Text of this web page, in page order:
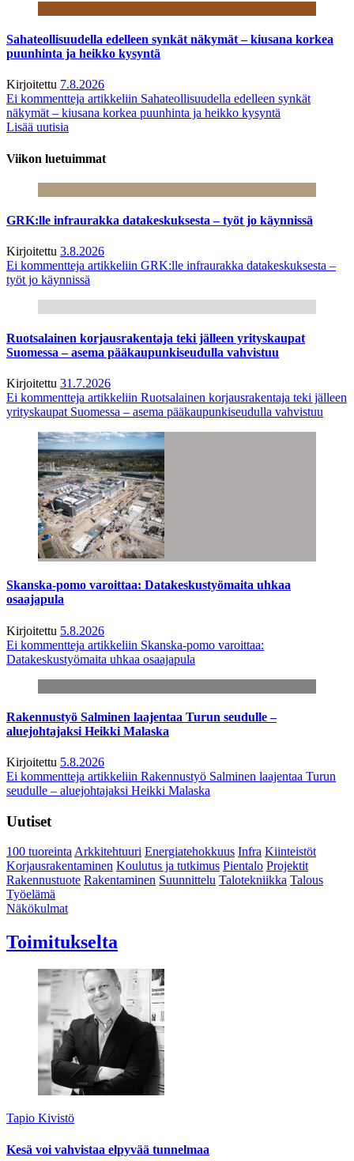
Sahateollisuudella edelleen synkät näkymät – kiusana korkea
puunhinta ja heikko kysyntä
Kirjoitettu 7.8.2026
Ei kommentteja artikkeliin Sahateollisuudella edelleen synkät
näkymät – kiusana korkea puunhinta ja heikko kysyntä
Lisää uutisia
Viikon luetuimmat
GRK:lle infraurakka datakeskuksesta – työt jo käynnissä
Kirjoitettu 3.8.2026
Ei kommentteja artikkeliin GRK:lle infraurakka datakeskuksesta –
työt jo käynnissä
Ruotsalainen korjausrakentaja teki jälleen yrityskaupat
Suomessa – asema pääkaupunkiseudulla vahvistuu
Kirjoitettu 31.7.2026
Ei kommentteja artikkeliin Ruotsalainen korjausrakentaja teki jälleen
yrityskaupat Suomessa – asema pääkaupunkiseudulla vahvistuu
Skanska-pomo varoittaa: Datakeskustyömaita uhkaa
osaajapula
Kirjoitettu 5.8.2026
Ei kommentteja artikkeliin Skanska-pomo varoittaa:
Datakeskustyömaita uhkaa osaajapula
Rakennustyö Salminen laajentaa Turun seudulle –
aluejohtajaksi Heikki Malaska
Kirjoitettu 5.8.2026
Ei kommentteja artikkeliin Rakennustyö Salminen laajentaa Turun
seudulle – aluejohtajaksi Heikki Malaska
Uutiset
100 tuoreintaArkkitehtuuri Energiatehokkuus Infra Kiinteistöt
Korjausrakentaminen Koulutus ja tutkimus Pientalo Projektit
Rakennustuote Rakentaminen Suunnittelu Talotekniikka Talous
Työelämä
Näkökulmat
Toimitukselta
Tapio Kivistö
Kesä voi vahvistaa elpyvää tunnelmaa